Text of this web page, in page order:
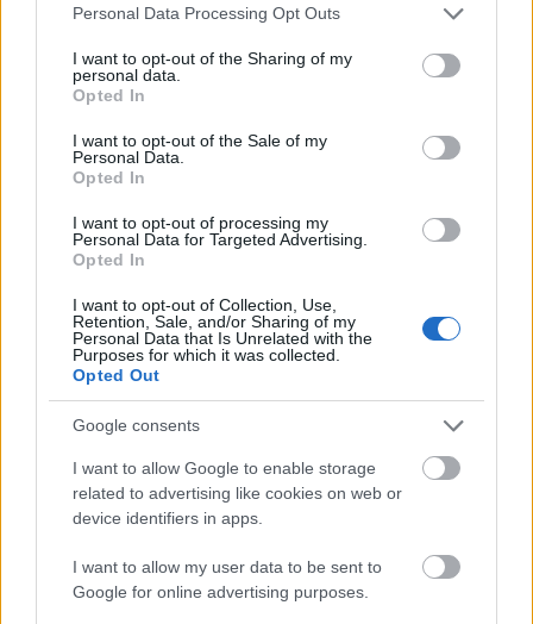
Please note that this website/app uses one or more Google
not limited to your visit or usage behaviour. You may click to
grant or deny consent to Google and its third-party tags to
use your data for below specified purposes in below Google
consent section.
Personal Data Processing Opt Outs
I want to opt-out of the Sharing of my
personal data.
Opted In
I want to opt-out of the Sale of my
Personal Data.
Opted In
I want to opt-out of processing my
Personal Data for Targeted Advertising.
Opted In
I want to opt-out of Collection, Use,
Retention, Sale, and/or Sharing of my
Personal Data that Is Unrelated with the
Purposes for which it was collected.
Opted Out
Google consents
I want to allow Google to enable storage
related to advertising like cookies on web or
device identifiers in apps.
I want to allow my user data to be sent to
Google for online advertising purposes.
Val-Dieu Brune
bottleopener•2022. március 17.
Illat: markáns összetéveszthetetlen belga apátsági
maláta Hab: masszív, krémes, tartós, barnás Szín:
dubbel, azonban az elnevezést csak trappista
barnasörökre lehet használni. Bevallom, a sörfeszten
ért élmények után nem fogtam gyanút azzal…